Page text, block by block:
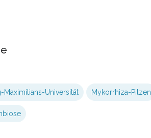
Maximilians-Universität Mykorrhiza-Pilzen